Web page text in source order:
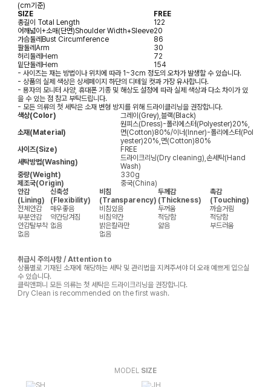
(cm기준)
SIZE
FREE
총길이 Total Length
122
어깨넓이+소매(단면)Shoulder Width+Sleeve20
가슴둘레Bust Circumference
86
팔둘레Arm
30
허리둘레Hem
72
밑단둘레Hem
154
- 사이즈는 재는 방법이나 위치에 따라 1~3cm 정도의 오차가 발생할 수 있습니다.
- 상품의 실제 색상은 상세페이지 하단의 디테일 컷과 가장 유사합니다.
- 용자의 모니터 사양, 휴대폰 기종 및 해상도 설정에 따라 실제 색상과 다소 차이가 있
을 수 있는 점 참고 부탁드립니다.
- 모든 의류의 첫 세탁은 소재 변형 방지를 위해 드라이클리닝을 권장합니다.
색상(Color)
그레이(Grey),블랙(Black)
소재(Material)
원피스(Dress)-폴리에스터(Polyester)20%,
면(Cotton)80%/이너(Inner)-폴리에스터(Pol
yester)20%,면(Cotton)80%
사이즈(Size)
FREE
세탁방법(Washing)
드라이크리닝(Dry cleaning),손세탁(Hand
Wash)
중량(Weight)
330g
제조국(Origin)
중국(China)
안감
(Lining)
신축성
(Flexibility)
비침
(Transparency)
두께감
(Thickness)
촉감
(Touching)
전체안감
매우좋음 비침있음 두꺼움
까슬거림
부분안감
약간당겨짐 비침약간 적당함
적당함
안감탈부착 없음 밝은칼라만 얇음
부드러움
없음
없음
취급시 주의사항 / Attention to
상품별로 기재된 소재에 해당하는 세탁 및 관리법을 지켜주셔야 더 오래 예쁘게 입으실
수 있습니다.
클릭앤퍼니 모든 의류는 첫 세탁은 드라이크리닝을 권장합니다.
Dry Clean is recommended on the first wash.
MODEL SIZE